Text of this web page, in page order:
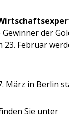
der
Februar
März in Berlin
Sie unter